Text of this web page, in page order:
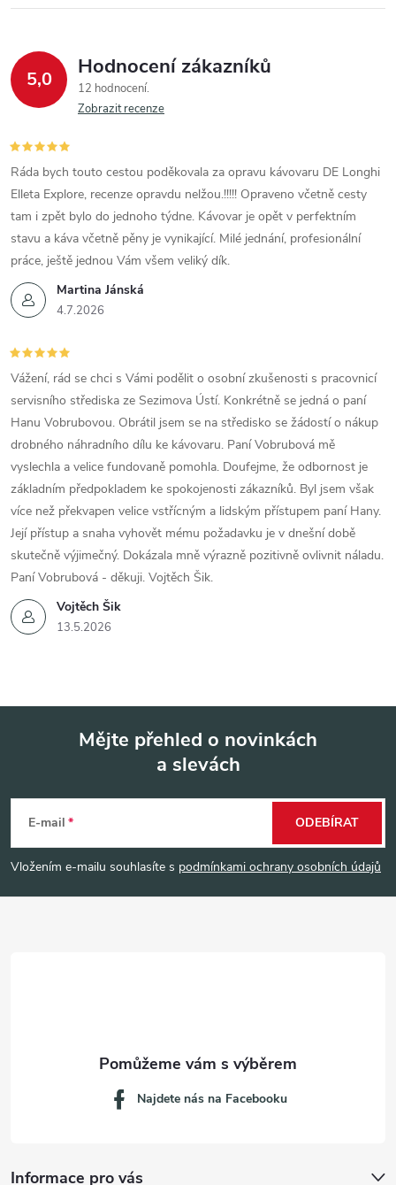
5,0 Hodnocení zákazníků
12 hodnocení
Zobrazit recenze
Martina Jánská
4.7.2026
Ráda bych touto cestou poděkovala za opravu kávovaru DE Longhi
Elleta Explore, recenze opravdu nelžou.!!!!! Opraveno včetně cesty
tam i zpět bylo do jednoho týdne. Kávovar je opět v perfektním
stavu a káva včetně pěny je vynikající. Milé jednání, profesionální
práce, ještě jednou Vám všem veliký dík.
Vojtěch Šik
13.5.2026
Vážení, rád se chci s Vámi podělit o osobní zkušenosti s pracovnicí
servisního střediska ze Sezimova Ústí. Konkrétně se jedná o paní
Hanu Vobrubovou. Obrátil jsem se na středisko se žádostí o nákup
drobného náhradního dílu ke kávovaru. Paní Vobrubová mě
vyslechla a velice fundovaně pomohla. Doufejme, že odbornost je
základním předpokladem ke spokojenosti zákazníků. Byl jsem však
více než překvapen velice vstřícným a lidským přístupem paní Hany.
Její přístup a snaha vyhovět mému požadavku je v dnešní době
skutečně výjimečný. Dokázala mně výrazně pozitivně ovlivnit náladu.
Paní Vobrubová - děkuji. Vojtěch Šik.
p
a
Mějte přehled o novinkách
a slevách
E-mail
Vložením e-mailu souhlasíte s podmínkami ochrany osobních údajů
ODEBÍRAT
Informace pro vás
Najdete nás na Facebooku